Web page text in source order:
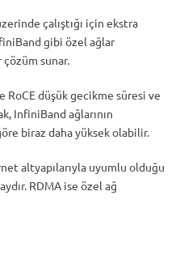
çalıştığı için ekstra
gibi özel ağlar
sunar.
RoCE düşük gecikme süresi ve
InfiniBand ağlarının
biraz daha yüksek olabilir.
altyapılarıyla uyumlu olduğu
RDMA ise özel ağ